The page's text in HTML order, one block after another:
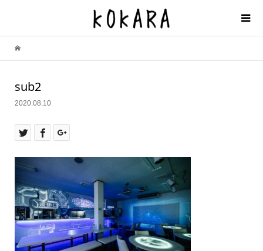
sub2
2020.08.10